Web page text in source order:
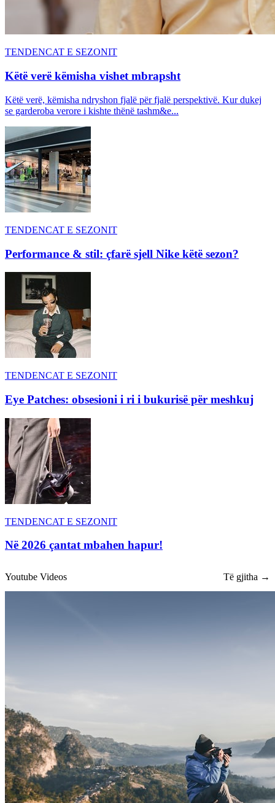
TENDENCAT E SEZONIT
Këtë verë këmisha vishet mbrapsht
Këtë verë, këmisha ndryshon fjalë për fjalë perspektivë. Kur dukej
se garderoba verore i kishte thënë tashm&e...
TENDENCAT E SEZONIT
Performance & stil: çfarë sjell Nike këtë sezon?
TENDENCAT E SEZONIT
Eye Patches: obsesioni i ri i bukurisë për meshkuj
TENDENCAT E SEZONIT
Në 2026 çantat mbahen hapur!
Youtube Videos Të gjitha →